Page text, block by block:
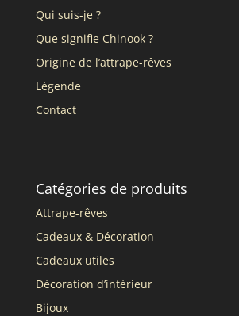
Qui suis-je ?
Que signifie Chinook ?
Origine de l’attrape-rêves
Légende
Contact
Catégories de produits
Attrape-rêves
Cadeaux & Décoration
Cadeaux utiles
Décoration d’intérieur
Bijoux